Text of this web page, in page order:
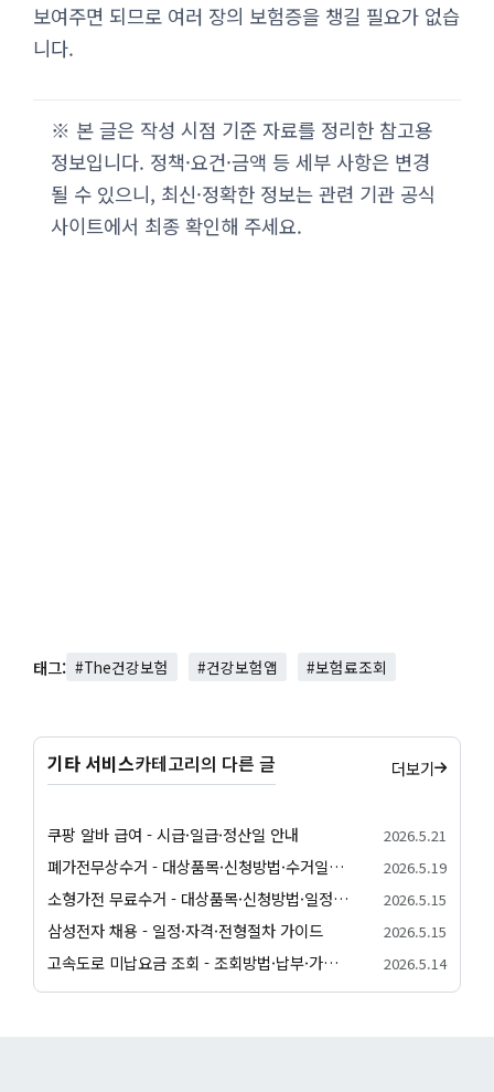
보여주면 되므로 여러 장의 보험증을 챙길 필요가 없습
니다.
※ 본 글은 작성 시점 기준 자료를 정리한 참고용
정보입니다. 정책·요건·금액 등 세부 사항은 변경
될 수 있으니, 최신·정확한 정보는 관련 기관 공식
사이트에서 최종 확인해 주세요.
태그: #The건강보험 #건강보험앱 #보험료조회
기타 서비스카테고리의 다른 글 더보기
쿠팡 알바 급여 - 시급·일급·정산일 안내 2026.5.21
폐가전무상수거 - 대상품목·신청방법·수거일정 안내 2026.5.19
소형가전 무료수거 - 대상품목·신청방법·일정 안내 2026.5.15
삼성전자 채용 - 일정·자격·전형절차 가이드 2026.5.15
고속도로 미납요금 조회 - 조회방법·납부·가산금 안내 2026.5.14